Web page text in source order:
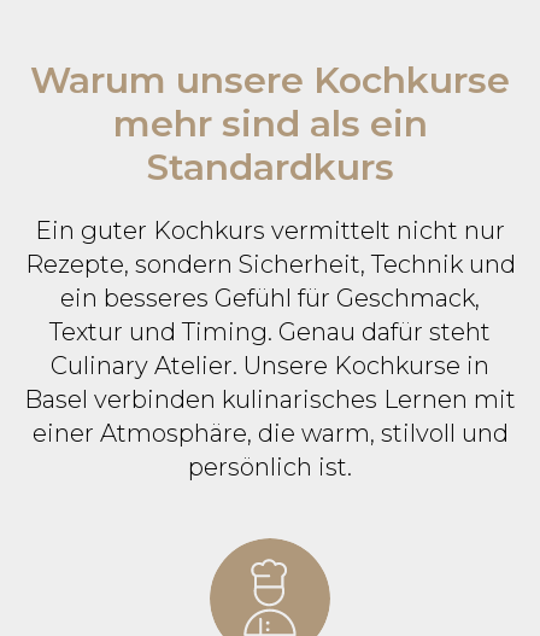
Warum unsere Kochkurse
mehr sind als ein
Standardkurs
Ein guter Kochkurs vermittelt nicht nur
Rezepte, sondern Sicherheit, Technik und
ein besseres Gefühl für Geschmack,
Textur und Timing. Genau dafür steht
Culinary Atelier. Unsere Kochkurse in
Basel verbinden kulinarisches Lernen mit
einer Atmosphäre, die warm, stilvoll und
persönlich ist.